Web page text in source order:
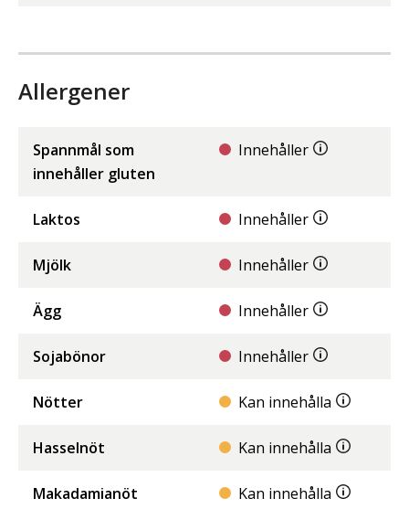
Allergener
Spannmål som
innehåller gluten
Innehåller
Laktos Innehåller
Mjölk Innehåller
Ägg Innehåller
Sojabönor Innehåller
Nötter Kan innehålla
Hasselnöt Kan innehålla
Makadamianöt Kan innehålla